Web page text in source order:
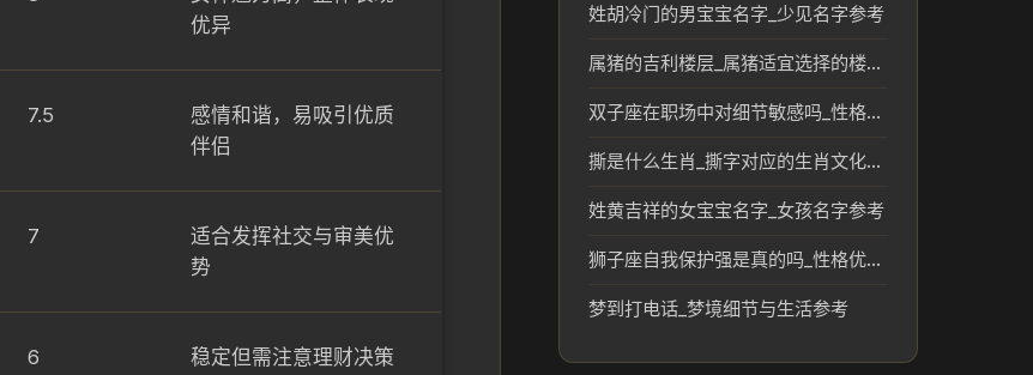
优异
7.5
感情和谐，易吸引优质
伴侣
7
适合发挥社交与审美优
势
6 稳定但需注意理财决策
姓胡冷门的男宝宝名字_少见名字参考
属猪的吉利楼层_属猪适宜选择的楼层风水与寓意
双子座在职场中对细节敏感吗_性格短板分析
撕是什么生肖_撕字对应的生肖文化解读
姓黄吉祥的女宝宝名字_女孩名字参考
狮子座自我保护强是真的吗_性格优势解析
梦到打电话_梦境细节与生活参考